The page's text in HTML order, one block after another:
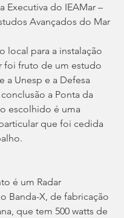
Executiva do IEAMar –
Avançados do Mar
local para a instalação
foi fruto de um estudo
a Unesp e a Defesa
a Ponta da
escolhido é uma
que foi cedida
é um Radar
Banda-X, de fabricação
que tem 500 watts de